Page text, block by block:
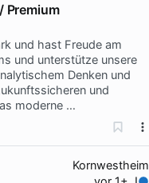
Premium
und hast Freude am
und unterstütze unsere
Denken und
und
moderne …
Kornwestheim